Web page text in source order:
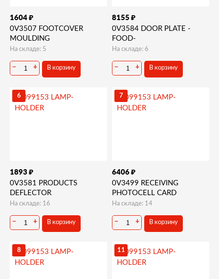
1604₽
0V3507 FOOTCOVER
MOULDING
На складе: 5
− + В корзину
8155 ₽
0V3584 DOOR PLATE -
FOOD-
На складе: 6
− + В корзину
6
1893 ₽
0V3581 PRODUCTS
DEFLECTOR
На складе: 16
− + В корзину
7
6406₽
0V3499 RECEIVING
PHOTOCELL CARD
На складе: 14
− + В корзину
8 11